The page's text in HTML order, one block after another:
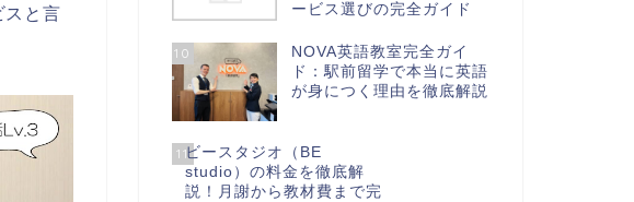
スと言
ービス選びの完全ガイド
10
NOVA英語教室完全ガイ
ド：駅前留学で本当に英語
が身につく理由を徹底解説
11ビースタジオ（BE
studio）の料金を徹底解
説！月謝から教材費まで完